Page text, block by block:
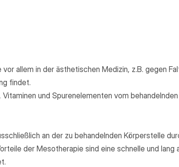
allem in der ästhetischen Medizin, z.B. gegen
findet.
und Spurenelementen vom
an der zu behandelnden Körperstelle
der Mesotherapie sind eine schnelle und lang